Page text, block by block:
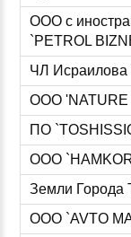
ООО с
`PETROL
ЧЛ Исраилова
ООО 'NATURE
ПО
ООО
Земли Города
ООО `AVTO